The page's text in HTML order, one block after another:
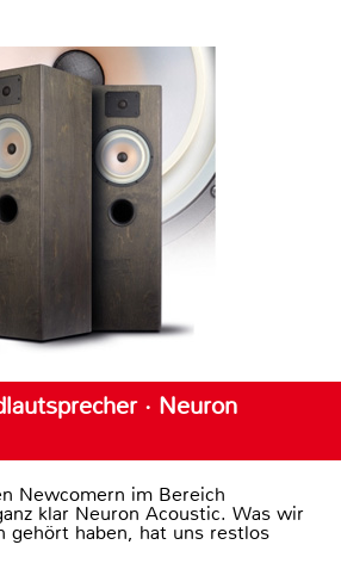
· Neuron
Newcomern im Bereich
klar Neuron Acoustic. Was wir
gehört haben, hat uns restlos